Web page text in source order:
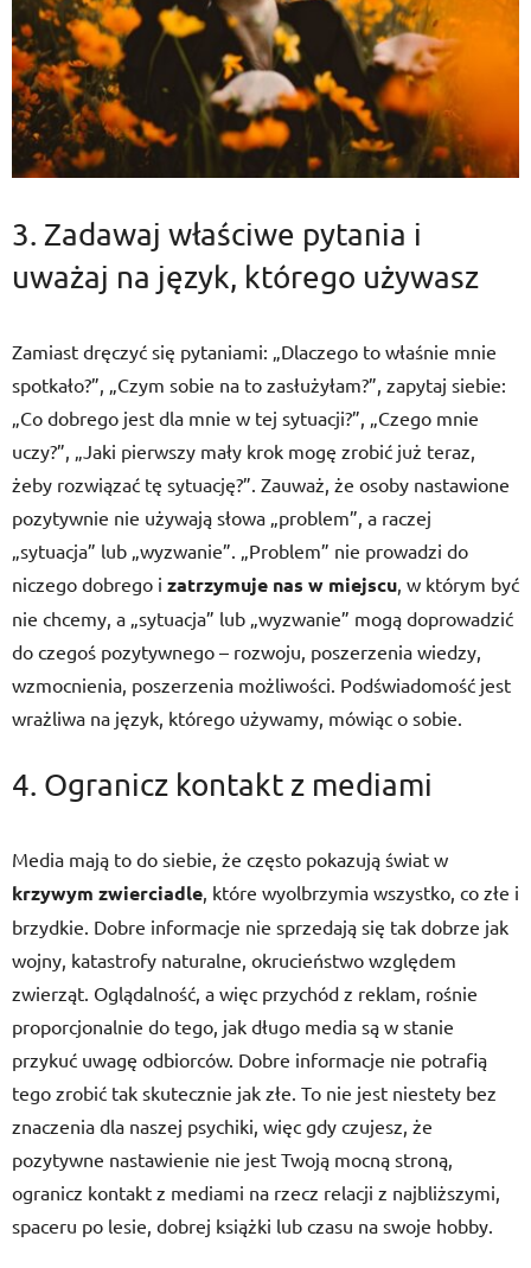
3. Zadawaj właściwe pytania i
uważaj na język, którego używasz
Zamiast dręczyć się pytaniami: „Dlaczego to właśnie mnie
spotkało?”, „Czym sobie na to zasłużyłam?”, zapytaj siebie:
„Co dobrego jest dla mnie w tej sytuacji?”, „Czego mnie
uczy?”, „Jaki pierwszy mały krok mogę zrobić już teraz,
żeby rozwiązać tę sytuację?”. Zauważ, że osoby nastawione
pozytywnie nie używają słowa „problem”, a raczej
„sytuacja” lub „wyzwanie”. „Problem” nie prowadzi do
niczego dobrego i zatrzymuje nas w miejscu, w którym być
nie chcemy, a „sytuacja” lub „wyzwanie” mogą doprowadzić
do czegoś pozytywnego – rozwoju, poszerzenia wiedzy,
wzmocnienia, poszerzenia możliwości. Podświadomość jest
wrażliwa na język, którego używamy, mówiąc o sobie.
4. Ogranicz kontakt z mediami
Media mają to do siebie, że często pokazują świat w
krzywym zwierciadle, które wyolbrzymia wszystko, co złe i
brzydkie. Dobre informacje nie sprzedają się tak dobrze jak
wojny, katastrofy naturalne, okrucieństwo względem
zwierząt. Oglądalność, a więc przychód z reklam, rośnie
proporcjonalnie do tego, jak długo media są w stanie
przykuć uwagę odbiorców. Dobre informacje nie potrafią
tego zrobić tak skutecznie jak złe. To nie jest niestety bez
znaczenia dla naszej psychiki, więc gdy czujesz, że
pozytywne nastawienie nie jest Twoją mocną stroną,
ogranicz kontakt z mediami na rzecz relacji z najbliższymi,
spaceru po lesie, dobrej książki lub czasu na swoje hobby.